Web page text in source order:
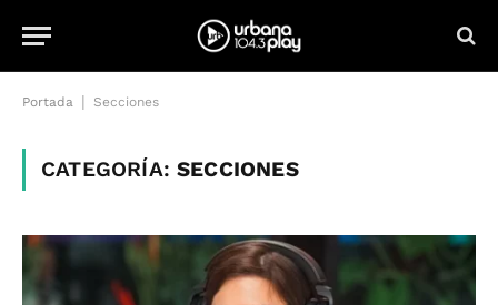
Portada Secciones
CATEGORÍA:SECCIONES